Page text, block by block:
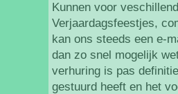
Kunnen voor
Verjaardagsfeestjes,
kan ons steeds een e-
dan zo snel mogelijk
verhuring is pas
gestuurd heeft en het